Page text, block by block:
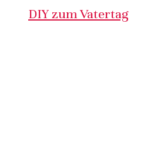
DIY zum Vatertag